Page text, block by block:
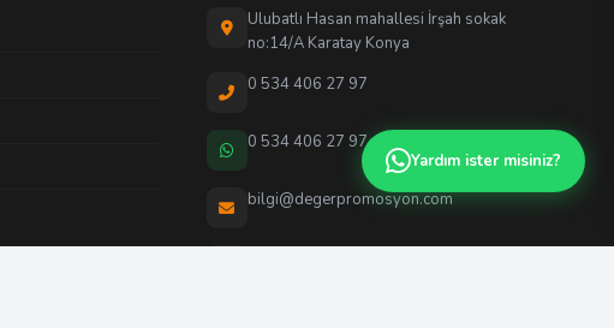
Ulubatlı Hasan mahallesi İrşah sokak
no:14/A Karatay Konya
0 534 406 27 97
0 534 406 27 97
bilgi@degerpromosyon.com
Yardım ister misiniz?